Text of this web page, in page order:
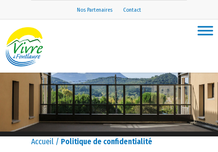
Nos Partenaires Contact
Accueil / Politique de confidentialité